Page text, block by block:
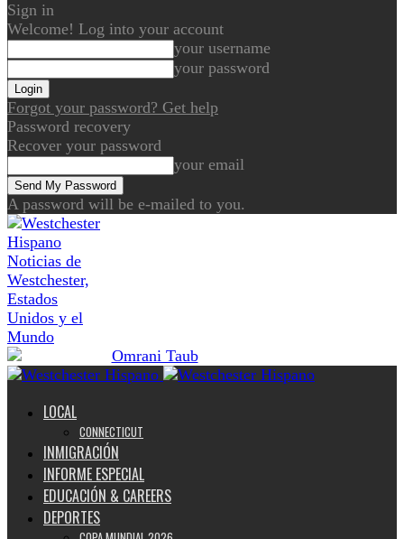
Sign in
Welcome! Log into your account
your username
your password
Forgot your password? Get help
Password recovery
Recover your password
your email
A password will be e-mailed to you.
Noticias de
Westchester,
Estados
Unidos y el
Mundo
LOCAL
CONNECTICUT
INMIGRACIÓN
INFORME ESPECIAL
EDUCACIÓN & CAREERS
DEPORTES